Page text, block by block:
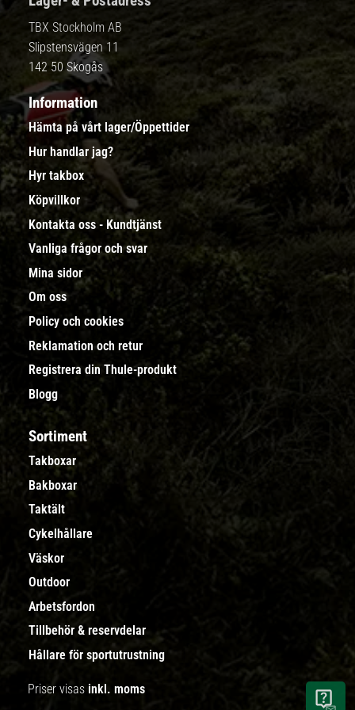
TBX Stockholm AB
Slipstensvägen 11
142 50 Skogås
Information
Hämta på vårt lager/Öppettider
Hur handlar jag?
Hyr takbox
Köpvillkor
Kontakta oss - Kundtjänst
Vanliga frågor och svar
Mina sidor
Om oss
Policy och cookies
Reklamation och retur
Registrera din Thule-produkt
Blogg
Sortiment
Takboxar
Bakboxar
Taktält
Cykelhållare
Väskor
Outdoor
Arbetsfordon
Tillbehör & reservdelar
Hållare för sportutrustning
Priser visas inkl. moms